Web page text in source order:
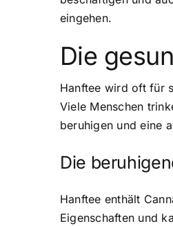
eingehen.
Die
Hanftee wird oft für
Viele Menschen
beruhigen und eine
Die
Hanftee enthält
Eigenschaften und